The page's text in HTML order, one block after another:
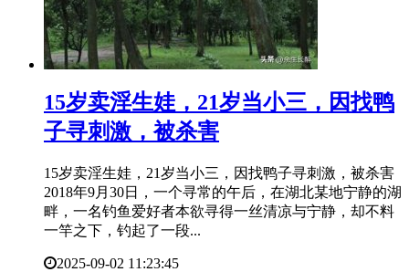
​15岁卖淫生娃，21岁当小三，因找鸭
子寻刺激，被杀害
15岁卖淫生娃，21岁当小三，因找鸭子寻刺激，被杀害
2018年9月30日，一个寻常的午后，在湖北某地宁静的湖
畔，一名钓鱼爱好者本欲寻得一丝清凉与宁静，却不料
一竿之下，钓起了一段...
2025-09-02 11:23:45